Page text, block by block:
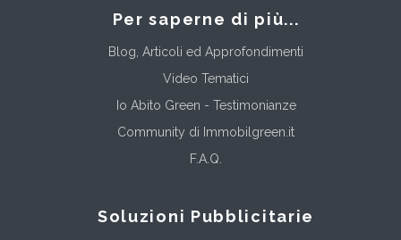
Per saperne di più...
Blog, Articoli ed Approfondimenti
Video Tematici
Io Abito Green - Testimonianze
Community di Immobilgreen.it
F.A.Q.
Soluzioni Pubblicitarie